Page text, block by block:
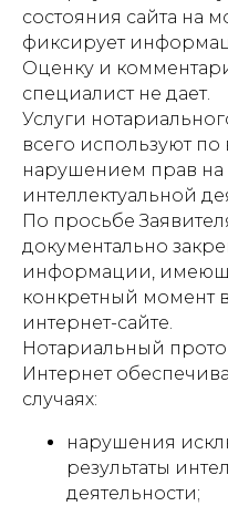
состояния сайта на
фиксирует
Оценку и
специалист не дает.
Услуги
всего используют
нарушением прав на
интеллектуальной
По просьбе
документально
информации,
конкретный момент
интернет-сайте.
Нотариальный
Интернет
случаях:
нарушения
результаты
деятельности;